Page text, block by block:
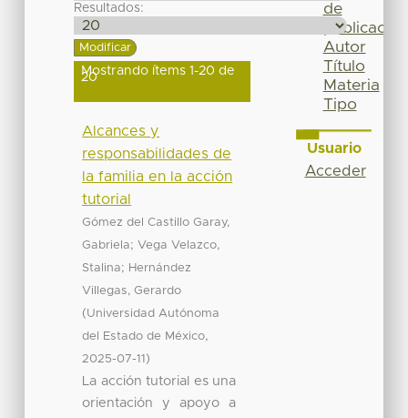
Resultados:
Mostrando ítems 1-20 de
20
Alcances y
responsabilidades de
la familia en la acción
tutorial
Gómez del Castillo Garay,
Gabriela;Vega Velazco,
Stalina; Hernández
Villegas, Gerardo
(Universidad Autónoma
del Estado de México,
2025-07-11 )
La acción tutorial es una
orientación y apoyo a
de
publicación
Autor
Título
Materia
Tipo
Usuario
Acceder